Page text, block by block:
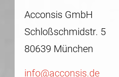
Acconsis GmbH
Schloßschmidstr. 5
80639 München
info@acconsis.de